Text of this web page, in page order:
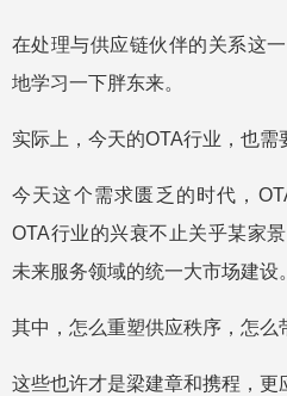
在处理与供应链伙伴的关系这
地学习一下胖东来。
实际上，今天的OTA行业，也需
今天这个需求匮乏的时代，
OTA行业的兴衰不止关乎某家
未来服务领域的统一大市场建设。
其中，怎么重塑供应秩序，怎么
这些也许才是梁建章和携程，更